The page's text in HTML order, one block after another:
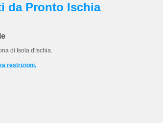
da Pronto Ischia
di Isola d'Ischia.
restrizioni.